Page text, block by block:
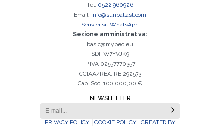
Tel. 0522 960926
Email. info@sunballast.com
Scrivici su WhatsApp
Sezione amministrativa:
basic@mypec.eu
SDI: W7YVJK9
P.IVA 02557770357
CCIAA/REA: RE 292573
Cap. Soc. 100.000,00 €
NEWSLETTER
PRIVACY POLICY COOKIE POLICY CREATED BY